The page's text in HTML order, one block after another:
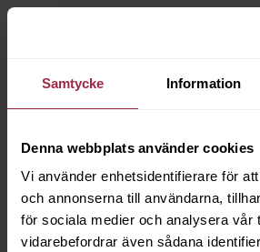
Samtycke Information
Denna webbplats använder cookies
Vi använder enhetsidentifierare för
och annonserna till användarna,
för sociala medier och analysera vår
vidarebefordrar även sådana